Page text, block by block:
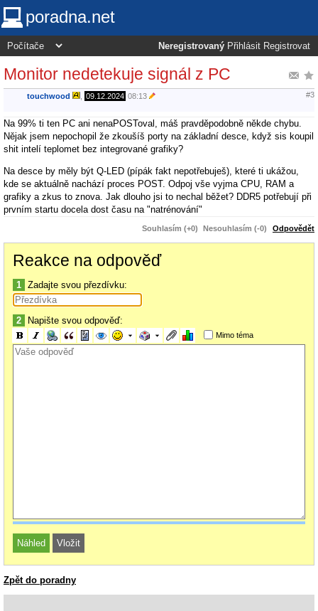
poradna.net
Neregistrovaný Přihlásit Registrovat
Monitor nedetekuje signál z PC
touchwood 09.12.2024 08:13 #3
Na 99% ti ten PC ani nenaPOSToval, máš pravděpodobně někde chybu.
Nějak jsem nepochopil že zkoušíš porty na základní desce, když sis koupil
shit intelí teplomet bez integrované grafiky?
Na desce by měly být Q-LED (pípák fakt nepotřebuješ), které ti ukážou,
kde se aktuálně nachází proces POST. Odpoj vše vyjma CPU, RAM a
grafiky a zkus to znova. Jak dlouho jsi to nechal běžet? DDR5 potřebují při
prvním startu docela dost času na "natrénování"
Souhlasím (+0) Nesouhlasím (-0) Odpovědět
Reakce na odpověď
1 Zadajte svou přezdívku:
2 Napište svou odpověď:
Mimo téma
Zpět do poradny